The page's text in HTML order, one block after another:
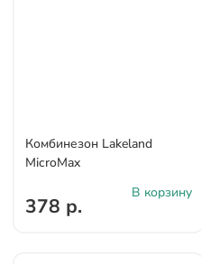
Комбинезон Lakeland
MicroMax
378 р.
В корзину